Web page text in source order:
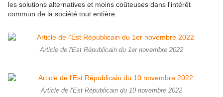
les solutions alternatives et moins coûteuses dans l'intérêt
commun de la société tout entière.
Article de l'Est Républicain du 1er novembre 2022
Article de l'Est Républicain du 10 novembre 2022